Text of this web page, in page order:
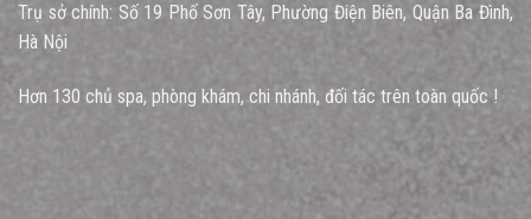
Trụ sở chính: Số 19 Phố Sơn Tây, Phường Điện Biên, Quận Ba Đình,
Hà Nội
Hơn 130 chủ spa, phòng khám, chi nhánh, đối tác trên toàn quốc !